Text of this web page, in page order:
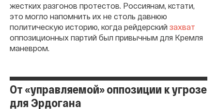
жестких разгонов протестов. Россиянам, кстати,
это могло напомнить их не столь давнюю
политическую историю, когда рейдерский захват
оппозиционных партий был привычным для Кремля
маневром.
От «управляемой» оппозиции к угрозе
для Эрдогана